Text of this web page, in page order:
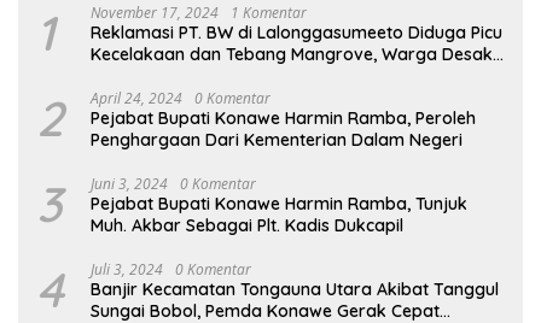
1 November 17, 2024 1 Komentar
Reklamasi PT. BW di Lalonggasumeeto Diduga Picu
Kecelakaan dan Tebang Mangrove, Warga Desak
2 April 24, 2024 0 Komentar
Pejabat Bupati Konawe Harmin Ramba, Peroleh
Penghargaan Dari Kementerian Dalam Negeri
3 Juni 3, 2024 0 Komentar
Pejabat Bupati Konawe Harmin Ramba, Tunjuk
Muh. Akbar Sebagai Plt. Kadis Dukcapil
4 Juli 3, 2024 0 Komentar
Banjir Kecamatan Tongauna Utara Akibat Tanggul
Sungai Bobol, Pemda Konawe Gerak Cepat